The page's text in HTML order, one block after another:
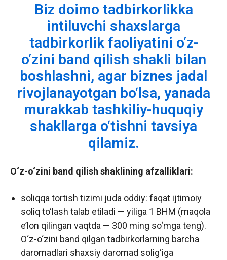
Biz doimo tadbirkorlikka
intiluvchi shaxslarga
tadbirkorlik faoliyatini o‘z-
o‘zini band qilish shakli bilan
boshlashni, agar biznes jadal
rivojlanayotgan bo‘lsa, yanada
murakkab tashkiliy-huquqiy
shakllarga o‘tishni tavsiya
qilamiz.
O‘z-o‘zini band qilish shaklining afzalliklari:
soliqqa tortish tizimi juda oddiy: faqat ijtimoiy
soliq to‘lash talab etiladi — yiliga 1 BHM (maqola
e’lon qilingan vaqtda — 300 ming so‘mga teng).
O‘z-o‘zini band qilgan tadbirkorlarning barcha
daromadlari shaxsiy daromad solig‘iga